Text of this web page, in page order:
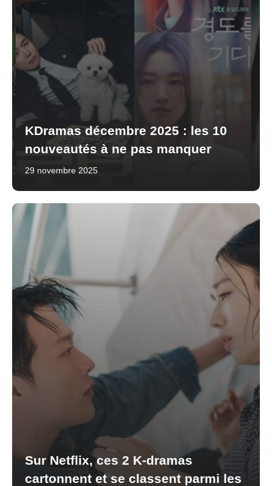
KDramas décembre 2025 : les 10
nouveautés à ne pas manquer
29 novembre 2025
Sur Netflix, ces 2 K-dramas
cartonnent et se classent parmi les